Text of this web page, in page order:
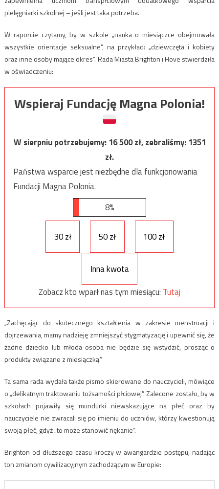
pielęgniarki szkolnej – jeśli jest taka potrzeba.
W raporcie czytamy, by w szkole „nauka o miesiączce obejmowała
wszystkie orientacje seksualne”, na przykład: „dziewczęta i kobiety
oraz inne osoby mające okres”. Rada Miasta Brighton i Hove stwierdziła
w oświadczeniu:
Wspieraj Fundację Magna Polonia!
W sierpniu potrzebujemy:16 500zł, zebraliśmy:1351
zł.
Państwa wsparcie jest niezbędne dla funkcjonowania
Fundacji Magna Polonia.
8%
30 zł 50 zł 100 zł
Inna kwota
Zobacz kto wparł nas tym miesiącu: Tutaj
„Zachęcając do skutecznego kształcenia w zakresie menstruacji i
dojrzewania, mamy nadzieję zmniejszyć stygmatyzację i upewnić się, że
żadne dziecko lub młoda osoba nie będzie się wstydzić, prosząc o
produkty związane z miesiączką.”
Ta sama rada wydała także pismo skierowane do nauczycieli, mówiące
o „delikatnym traktowaniu tożsamości płciowej”. Zalecone zostało, by w
szkołach pojawiły się mundurki niewskazujące na płeć oraz by
nauczyciele nie zwracali się po imieniu do uczniów, którzy kwestionują
swoją płeć, gdyż „to może stanowić nękanie”.
Brighton od dłuższego czasu kroczy w awangardzie postępu, nadając
ton zmianom cywilizacyjnym zachodzącym w Europie: